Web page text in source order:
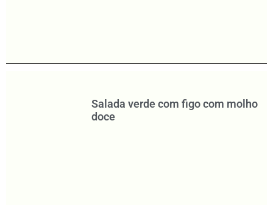
Salada verde com figo com molho
doce